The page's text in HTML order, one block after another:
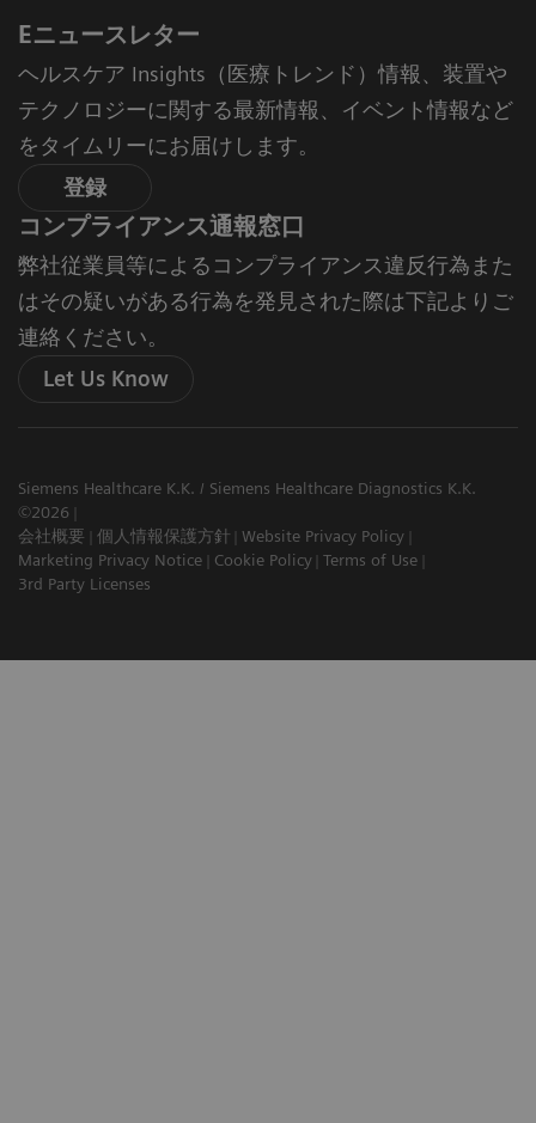
Eニュースレター
ヘルスケア Insights（医療トレンド）情報、装置や
テクノロジーに関する最新情報、イベント情報など
をタイムリーにお届けします。
登録
コンプライアンス通報窓口
弊社従業員等によるコンプライアンス違反行為また
はその疑いがある行為を発見された際は下記よりご
連絡ください。
Let Us Know
Siemens Healthcare K.K. / Siemens Healthcare Diagnostics K.K.
©2026
会社概要
個人情報保護方針
Website Privacy Policy
Marketing Privacy Notice
Cookie Policy Terms of Use
3rd Party Licenses